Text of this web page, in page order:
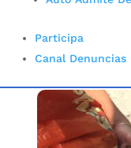
Participa
Canal Denuncias
Inicio 5